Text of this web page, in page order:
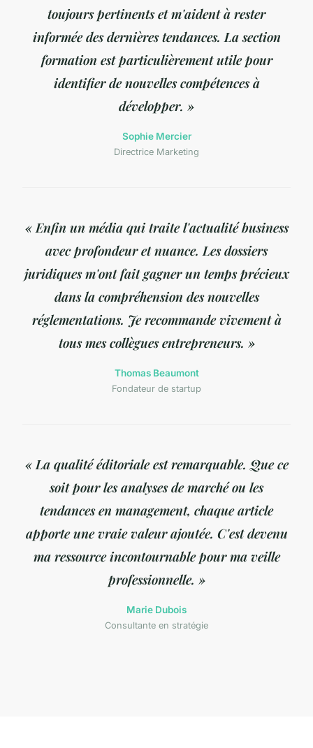
toujours pertinents et m'aident à rester
informée des dernières tendances. La section
formation est particulièrement utile pour
identifier de nouvelles compétences à
développer. »
Sophie Mercier
Directrice Marketing
« Enfin un média qui traite l'actualité business
avec profondeur et nuance. Les dossiers
juridiques m'ont fait gagner un temps précieux
dans la compréhension des nouvelles
réglementations. Je recommande vivement à
tous mes collègues entrepreneurs. »
Thomas Beaumont
Fondateur de startup
« La qualité éditoriale est remarquable. Que ce
soit pour les analyses de marché ou les
tendances en management, chaque article
apporte une vraie valeur ajoutée. C'est devenu
ma ressource incontournable pour ma veille
professionnelle. »
Marie Dubois
Consultante en stratégie